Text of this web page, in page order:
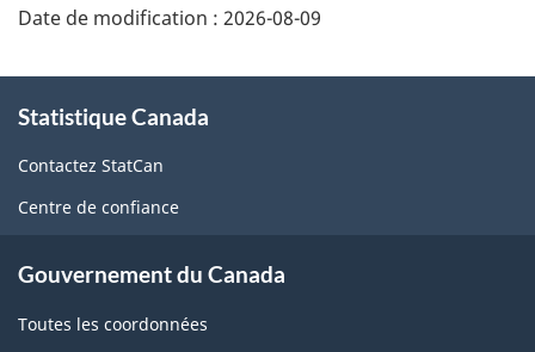
Date de modification : 2026-08-09
propos
de
ce
Statistique Canada
Contactez StatCan
Centre de confiance
Gouvernement du Canada
Toutes les coordonnées